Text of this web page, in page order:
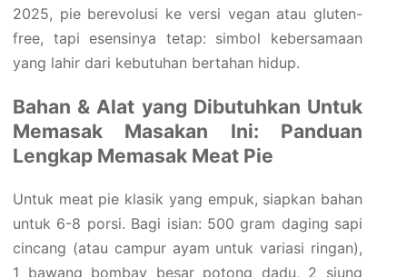
2025, pie berevolusi ke versi vegan atau gluten-
free, tapi esensinya tetap: simbol kebersamaan
yang lahir dari kebutuhan bertahan hidup.
Bahan & Alat yang Dibutuhkan Untuk
Memasak Masakan Ini: Panduan
Lengkap Memasak Meat Pie
Untuk meat pie klasik yang empuk, siapkan bahan
untuk 6-8 porsi. Bagi isian: 500 gram daging sapi
cincang (atau campur ayam untuk variasi ringan),
1 bawang bombay besar potong dadu, 2 siung